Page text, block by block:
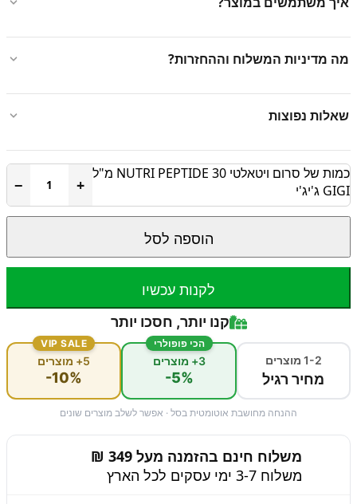
מה מדיניות המשלוח וההחזרות?
שאלות נפוצות
כמות של סרום ויטאלטי NUTRI PEPTIDE 30 מ"ל
GIGI ג'יג'י
+
−
הוספה לסל
לקנות עכשיו
קנו יותר, חסכו יותר
1-2 מוצרים
מחיר רגיל
הכי פופולרי
3+ מוצרים
-5%
VIP SALE
5+ מוצרים
-10%
ההנחה מחושבת אוטומטית בסל · אפשר לשלב מוצרים שונים
משלוח חינם בהזמנה מעל 349 ₪
משלוח 3-7 ימי עסקים לכל הארץ